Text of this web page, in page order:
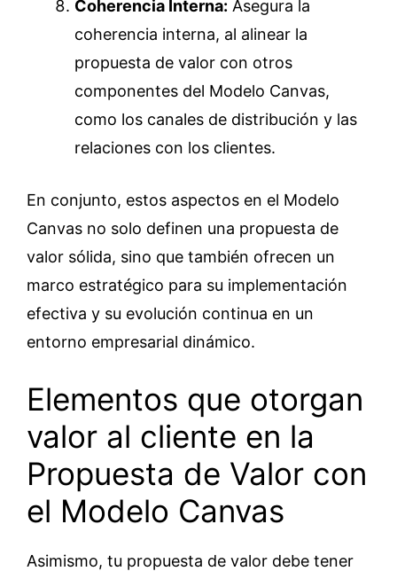
Coherencia Interna: Asegura la
coherencia interna, al alinear la
propuesta de valor con otros
componentes del Modelo Canvas,
como los canales de distribución y las
relaciones con los clientes.
En conjunto, estos aspectos en el Modelo
Canvas no solo definen una propuesta de
valor sólida, sino que también ofrecen un
marco estratégico para su implementación
efectiva y su evolución continua en un
entorno empresarial dinámico.
Elementos que otorgan
valor al cliente en la
Propuesta de Valor con
el Modelo Canvas
Asimismo, tu propuesta de valor debe tener